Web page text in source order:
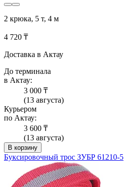
2 крюка, 5 т, 4 м
4 720 ₸
Доставка в Актау
До терминала
в Актау:
3 000 ₸
(13 августа)
Курьером
по Актау:
3 600 ₸
(13 августа)
В корзину
Буксировочный трос ЗУБР 61210-5